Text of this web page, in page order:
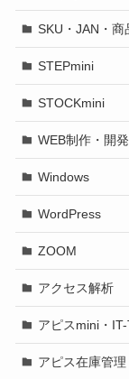
SKU・JAN・商
STEPmini
STOCKmini
WEB制作・開発
Windows
WordPress
ZOOM
アクセス解析
アピスmini・IT-
アピス在庫管理